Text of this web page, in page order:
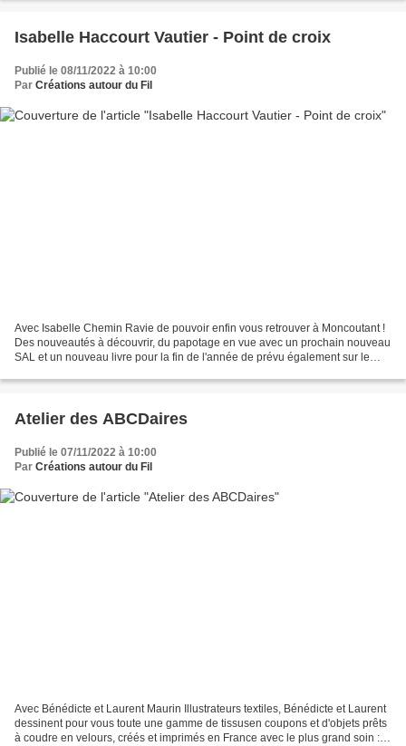
Isabelle Haccourt Vautier - Point de croix
Publié le 08/11/2022 à 10:00
Par Créations autour du Fil
Avec Isabelle Chemin Ravie de pouvoir enfin vous retrouver à Moncoutant !
Des nouveautés à découvrir, du papotage en vue avec un prochain nouveau
SAL et un nouveau livre pour la fin de l'année de prévu également sur le
Atelier des ABCDaires
Publié le 07/11/2022 à 10:00
Par Créations autour du Fil
Avec Bénédicte et Laurent Maurin Illustrateurs textiles, Bénédicte et Laurent
dessinent pour vous toute une gamme de tissusen coupons et d'objets prêts
à coudre en velours, créés et imprimés en France avec le plus grand soin :